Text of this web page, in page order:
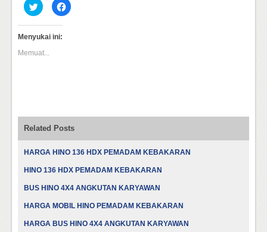
Klik
untuk
berbagi
pada
Twitter(Membuka
di
yang
Klik
untuk
Menyukai ini:
Memuat...
Related Posts
HARGA HINO 136 HDX PEMADAM KEBAKARAN
HINO 136 HDX PEMADAM KEBAKARAN
BUS HINO 4X4 ANGKUTAN KARYAWAN
HARGA MOBIL HINO PEMADAM KEBAKARAN
HARGA BUS HINO 4X4 ANGKUTAN KARYAWAN